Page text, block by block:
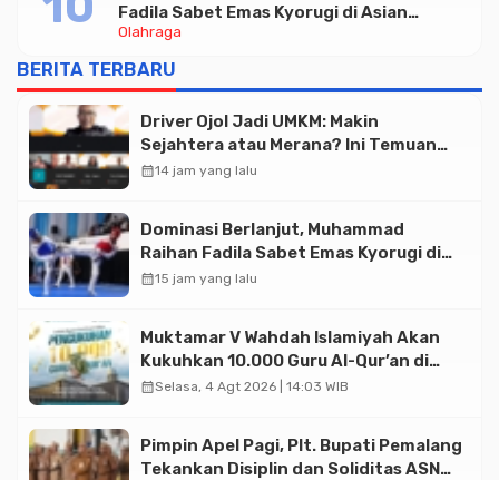
Olahraga
Fadila Sabet Emas Kyorugi di Asian
Taekwondo Indonesia Open 2026
BERITA TERBARU
Driver Ojol Jadi UMKM: Makin
Sejahtera atau Merana? Ini Temuan
Diskusi Paramadina
calendar_month14 jam yang lalu
Dominasi Berlanjut, Muhammad
Raihan Fadila Sabet Emas Kyorugi di
Asian Taekwondo Indonesia Open
calendar_month15 jam yang lalu
Muktamar V Wahdah Islamiyah Akan
Kukuhkan 10.000 Guru Al-Qur’an di
Masjid Istiqlal
calendar_monthSelasa, 4 Agt 2026 | 14:03 WIB
Pimpin Apel Pagi, Plt. Bupati Pemalang
Tekankan Disiplin dan Soliditas ASN